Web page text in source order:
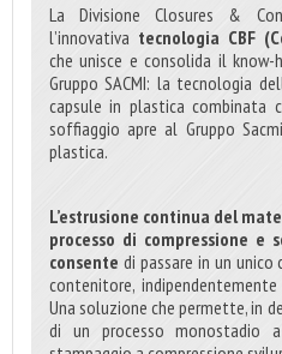
La Divisione Closures &
l’innovativa tecnologia CBF
che unisce e consolida il
Gruppo SACMI: la tecnologia
capsule in plastica
soffiaggio apre al Gruppo
plastica.
L’estrusione continua del
processo di compressione e
consente di passare in un
contenitore,
Una soluzione che permette, in
di un processo monostadio